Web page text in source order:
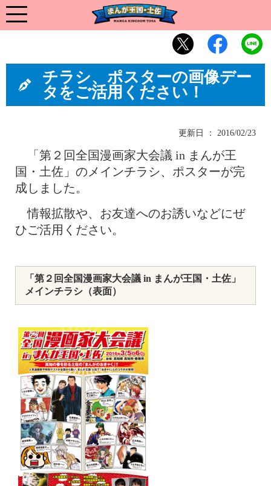
チラシ、ポスターの画像デー
タをご活用ください！
更新日 ： 2016/02/23
「第２回全国漫画家大会議 in まんが王
国・土佐」のメインチラシ、ポスターが完
成しました。
情報拡散や、お友達へのお誘いなどにぜ
ひご活用ください。
「第２回全国漫画家大会議 in まんが王国・土佐」
メインチラシ（表面）